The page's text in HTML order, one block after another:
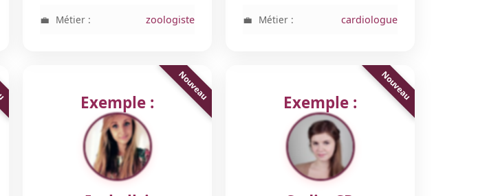
Métier : zoologiste Métier : cardiologue
Exemple : Exemple :